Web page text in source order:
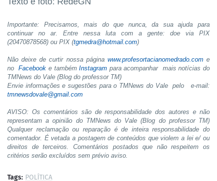
Importante: Precisamos, mais do que nunca, da sua ajuda para
continuar no ar. Entre nessa luta com a gente: doe via PIX
(20470878568) ou PIX (tgmedra@hotmail.com)
Não deixe de curtir nossa página www.profesortacianomedrado.come
noFacebook e tambémInstagram para acompanhar mais notícias do
TMNews do Vale (Blog do professor TM)
Envie informações e sugestões para o TMNews do Vale pelo e-mail:
tmnewsdovale@gmail.com
AVISO: Os comentários são de responsabilidade dos autores e não
representam a opinião do TMNews do Vale (Blog do professor TM)
Qualquer reclamação ou reparação é de inteira responsabilidade do
comentador. É vetada a postagem de conteúdos que violem a lei e/ ou
direitos de terceiros. Comentários postados que não respeitem os
critérios serão excluídos sem prévio aviso.
Tags: POLÍTICA